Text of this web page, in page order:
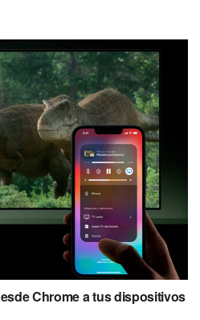
Chrome a tus dispositivos